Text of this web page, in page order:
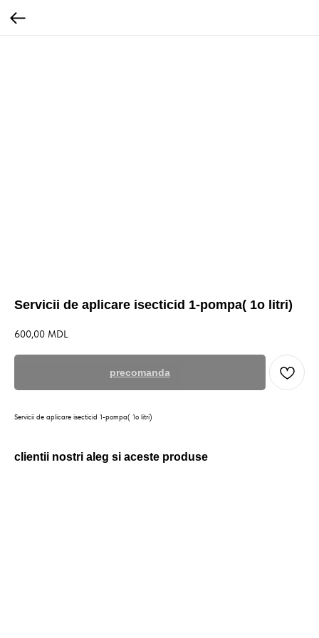
Servicii de aplicare isecticid 1-pompa( 1o litri)
600,00 MDL
precomanda
Servicii de aplicare isecticid 1-pompa( 1o litri)
clientii nostri aleg si aceste produse